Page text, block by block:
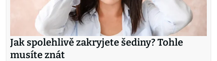
Jak spolehlivě zakryjete šediny? Tohle
musíte znát